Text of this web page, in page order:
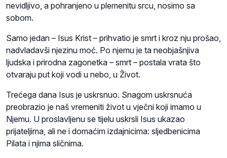
nevidljivo, a pohranjeno u plemenitu srcu, nosimo sa
sobom.
Samo jedan – Isus Krist – prihvatio je smrt i kroz nju prošao,
nadvladavši njezinu moć. Po njemu je ta neobjašnjiva
ljudska i prirodna zagonetka – smrt – postala vrata što
otvaraju put koji vodi u nebo, u Život.
Trećega dana Isus je uskrsnuo. Snagom uskrsnuća
preobrazio je naš vremeniti život u vječni koji imamo u
Njemu. U proslavljenu se tijelu uskrsli Isus ukazao
prijateljima, ali ne i domaćim izdajnicima: sljedbenicima
Pilata i njima sličnima.